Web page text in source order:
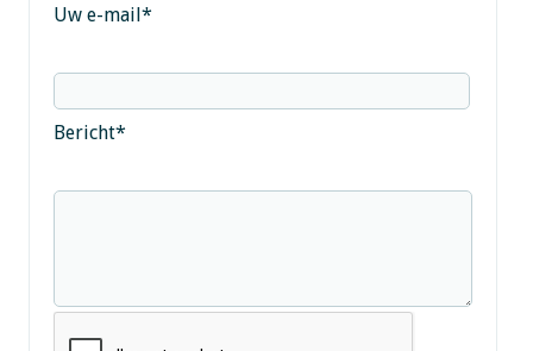
Uw e-mail*
Bericht*